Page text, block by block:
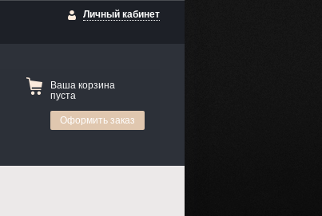
Личный кабинет
Ваша корзина
пуста
Оформить заказ